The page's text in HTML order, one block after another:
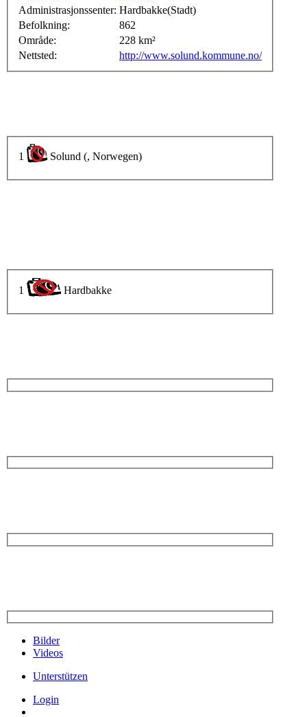
Administrasjonssenter: Hardbakke(Stadt)
Befolkning:
862
Område:
228 km²
Nettsted:
http://www.solund.kommune.no/
1 Solund (, Norwegen)
1 Hardbakke
Bilder
Videos
Unterstützen
Login